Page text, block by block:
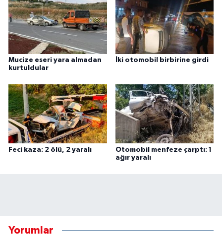
Mucize eseri yara almadan
kurtuldular
İki otomobil birbirine girdi
Feci kaza: 2 ölü, 2 yaralı
Otomobil menfeze çarptı: 1
ağır yaralı
Yorumlar